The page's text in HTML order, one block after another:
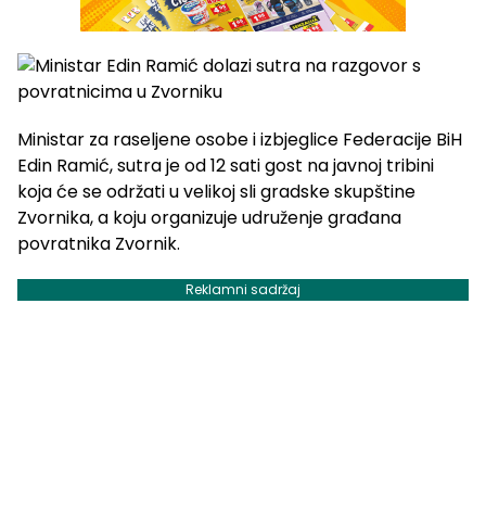
Ministar za raseljene osobe i izbjeglice Federacije BiH
Edin Ramić, sutra je od 12 sati gost na javnoj tribini
koja će se održati u velikoj sli gradske skupštine
Zvornika, a koju organizuje udruženje građana
povratnika Zvornik.
Reklamni sadržaj